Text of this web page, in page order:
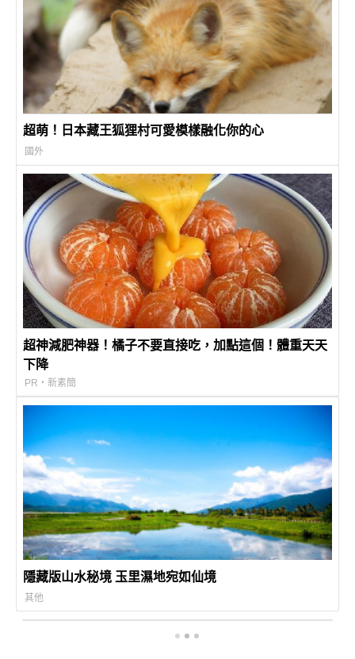
超萌！日本藏王狐狸村可愛模樣融化你的心
國外
超神減肥神器！橘子不要直接吃，加點這個！體重天天
下降
PR・新素簡
隱藏版山水秘境 玉里濕地宛如仙境
其他